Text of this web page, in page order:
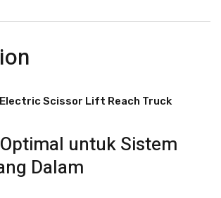
Electric Scissor Lift Reach Truck
untuk Sistem
Dalam